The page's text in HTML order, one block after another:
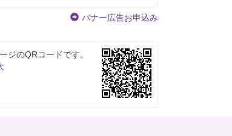
バナー広告お申込み
ジのQRコードです。